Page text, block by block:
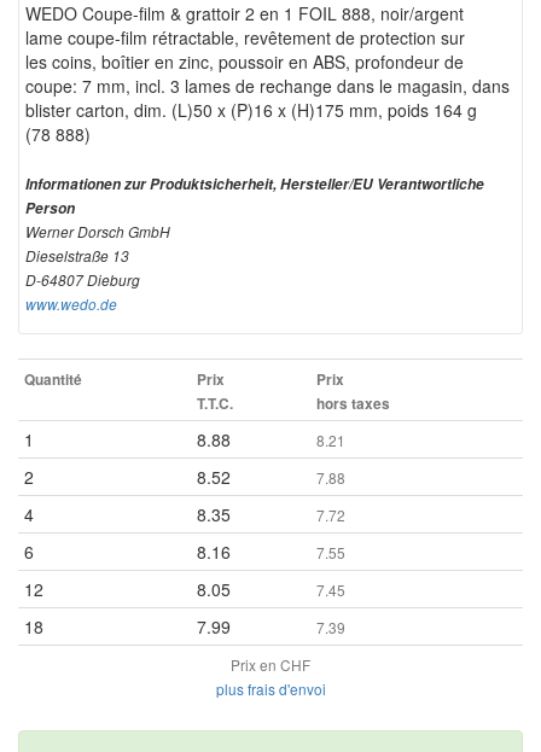
WEDO Coupe-film & grattoir 2 en 1 FOIL 888, noir/argent
lame coupe-film rétractable, revêtement de protection sur
les coins, boîtier en zinc, poussoir en ABS, profondeur de
coupe: 7 mm, incl. 3 lames de rechange dans le magasin, dans
blister carton, dim. (L)50 x (P)16 x (H)175 mm, poids 164 g
(78 888)
Informationen zur Produktsicherheit, Hersteller/EU Verantwortliche
Person
Werner Dorsch GmbH
Dieselstraße 13
D-64807 Dieburg
www.wedo.de
Quantité
Prix
T.T.C.
Prix
hors taxes
1 8.88 8.21
2 8.52 7.88
4 8.35 7.72
6 8.16 7.55
12 8.05 7.45
18 7.99
7.39
Prix en CHF
plus frais d'envoi